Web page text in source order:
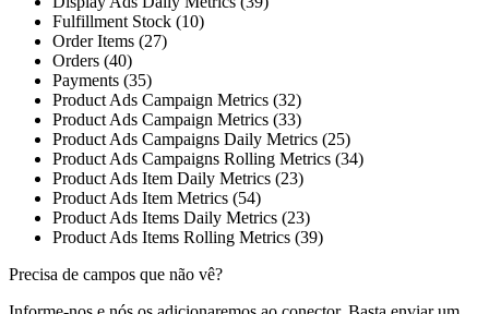
Fulfillment Stock (10)
Order Items (27)
Orders (40)
Payments (35)
Product Ads Campaign Metrics (32)
Product Ads Campaign Metrics (33)
Product Ads Campaigns Daily Metrics (25)
Product Ads Campaigns Rolling Metrics (34)
Product Ads Item Daily Metrics (23)
Product Ads Item Metrics (54)
Product Ads Items Daily Metrics (23)
Product Ads Items Rolling Metrics (39)
Precisa de campos que não vê?